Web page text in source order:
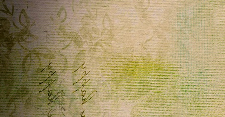
prenderti qualcosa, con il tuo permesso.Ciauuuuuu
ૡScritto inHome
Cris~16/05/2026 18:25:16
Ciao. Ho preso una tag "help donna" l'ho messa nel mio
nuovo sito. Ti lascio un saluto, buon fine settimana!
ૡScritto inHome
DanyGraphic~06/04/2026 20:14:40
Ciao Penny , grazie per il tuo consiglio, sei sempre un punto